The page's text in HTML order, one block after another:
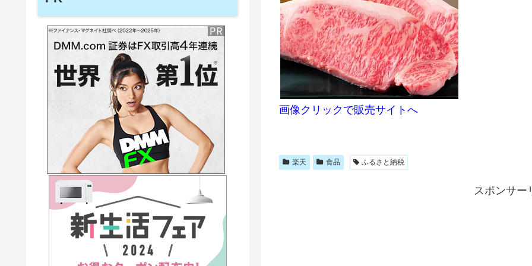
画像クリックで販売サイトへ
楽天 食品 ふるさと納税
スポンサー